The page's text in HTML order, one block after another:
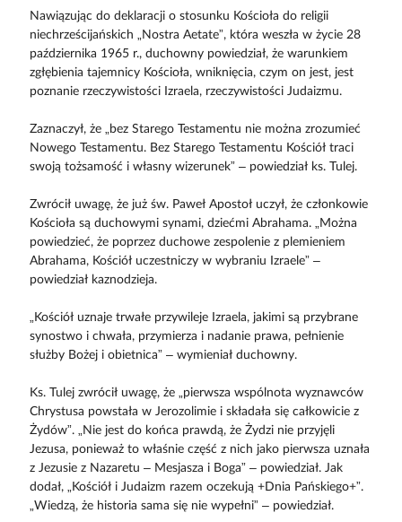
Nawiązując do deklaracji o stosunku Kościoła do religii
niechrześcijańskich „Nostra Aetate”, która weszła w życie 28
października 1965 r., duchowny powiedział, że warunkiem
zgłębienia tajemnicy Kościoła, wniknięcia, czym on jest, jest
poznanie rzeczywistości Izraela, rzeczywistości Judaizmu.
Zaznaczył, że „bez Starego Testamentu nie można zrozumieć
Nowego Testamentu. Bez Starego Testamentu Kościół traci
swoją tożsamość i własny wizerunek” – powiedział ks. Tulej.
Zwrócił uwagę, że już św. Paweł Apostoł uczył, że członkowie
Kościoła są duchowymi synami, dziećmi Abrahama. „Można
powiedzieć, że poprzez duchowe zespolenie z plemieniem
Abrahama, Kościół uczestniczy w wybraniu Izraele” –
powiedział kaznodzieja.
„Kościół uznaje trwałe przywileje Izraela, jakimi są przybrane
synostwo i chwała, przymierza i nadanie prawa, pełnienie
służby Bożej i obietnica” – wymieniał duchowny.
Ks. Tulej zwrócił uwagę, że „pierwsza wspólnota wyznawców
Chrystusa powstała w Jerozolimie i składała się całkowicie z
Żydów”. „Nie jest do końca prawdą, że Żydzi nie przyjęli
Jezusa, ponieważ to właśnie część z nich jako pierwsza uznała
z Jezusie z Nazaretu – Mesjasza i Boga” – powiedział. Jak
dodał, „Kościół i Judaizm razem oczekują +Dnia Pańskiego+”.
„Wiedzą, że historia sama się nie wypełni” – powiedział.